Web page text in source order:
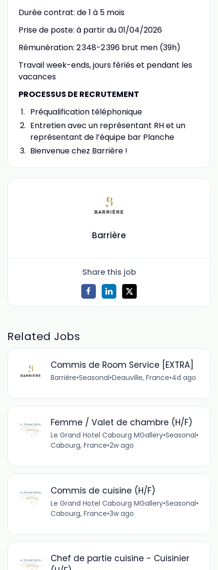
Durée contrat: de 1 à 5 mois
Prise de poste: à partir du 01/04/2026
Rémunération: 2 348-2 396 brut men (39h)
Travail week-ends, jours fériés et pendant les
vacances
PROCESSUS DE RECRUTEMENT
Préqualification téléphonique
Entretien avec un représentant RH et un
représentant de l’équipe bar Planche
Bienvenue chez Barrière !
Barrière
Share this job
Related Jobs
Commis de Room Service [EXTRA]
Barrière•Seasonal•Deauville, France•4d ago
Femme / Valet de chambre (H/F)
Le Grand Hotel Cabourg MGallery•Seasonal•
Cabourg, France•2w ago
Commis de cuisine (H/F)
Le Grand Hotel Cabourg MGallery•Seasonal•
Cabourg, France•3w ago
Chef de partie cuisine - Cuisinier